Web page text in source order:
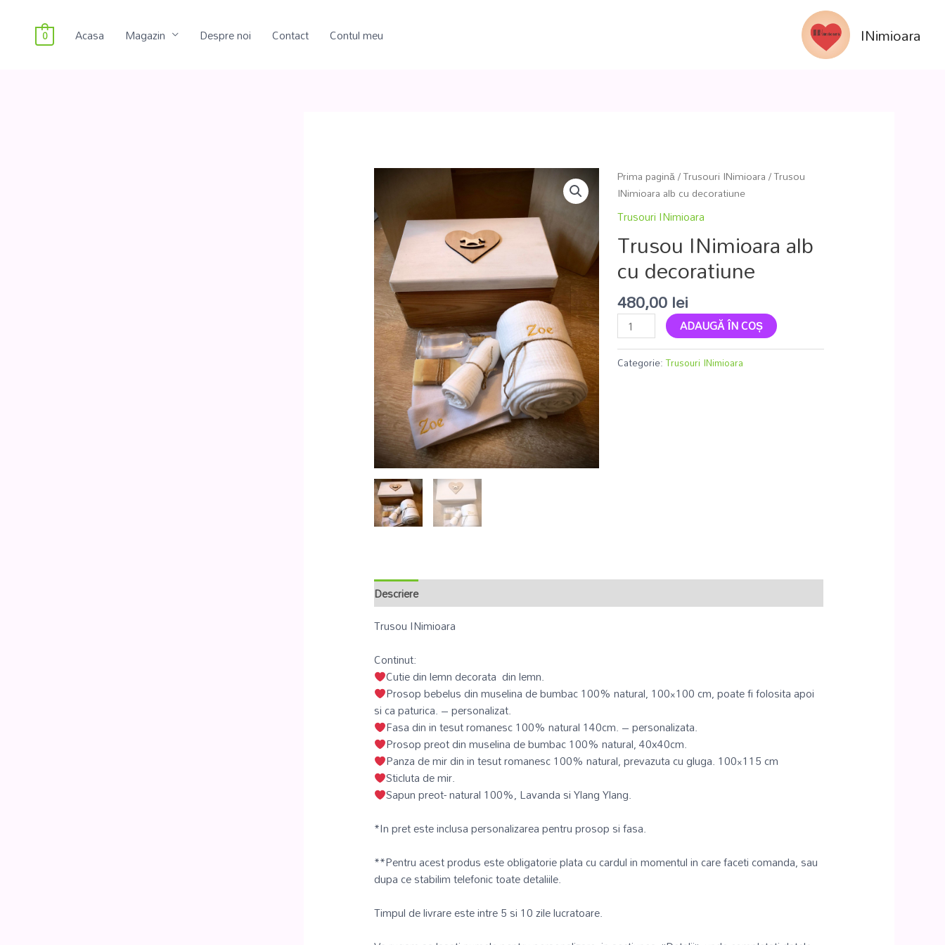
INimioara
Acasa Magazin Despre noi Contact Contul meu
0
Prima pagină/Trusouri INimioara/ Trusou
INimioara alb cu decoratiune
Trusouri INimioara
Trusou INimioara alb
cu decoratiune
480,00lei
ADAUGĂ ÎN COȘ
Categorie:Trusouri INimioara
Descriere
Trusou INimioara
Continut:
Cutie din lemn decorata din lemn.
Prosop bebelus din muselina de bumbac 100% natural, 100×100 cm, poate fi folosita apoi
si ca paturica. – personalizat.
Fasa din in tesut romanesc 100% natural 140cm. – personalizata.
Prosop preot din muselina de bumbac 100% natural, 40x40cm.
Panza de mir din in tesut romanesc 100% natural, prevazuta cu gluga. 100×115 cm
Sticluta de mir.
Sapun preot- natural 100%, Lavanda si Ylang Ylang.
*In pret este inclusa personalizarea pentru prosop si fasa.
**Pentru acest produs este obligatorie plata cu cardul in momentul in care faceti comanda, sau
dupa ce stabilim telefonic toate detaliile.
Timpul de livrare este intre 5 si 10 zile lucratoare.